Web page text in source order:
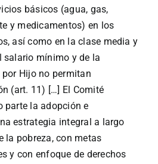
básicos (agua, gas,
y medicamentos) en los
así como en la clase media y
salario mínimo y de la
Hijo no permitan
(art. 11) […] El Comité
parte la adopción e
estrategia integral a largo
la pobreza, con metas
y con enfoque de derechos